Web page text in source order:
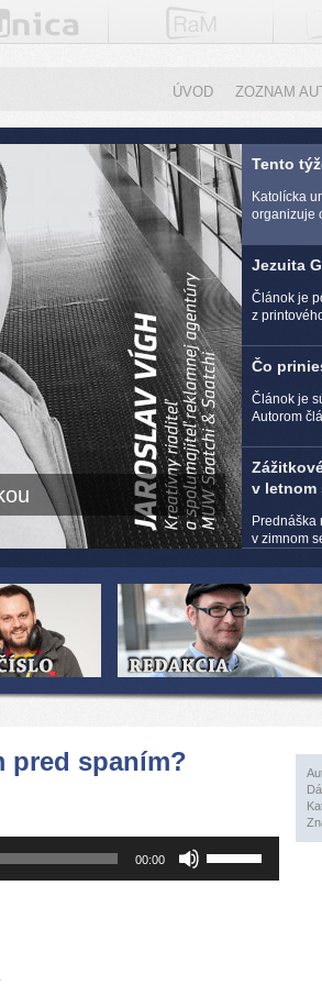
ÚVOD ZOZNAM
Tento
Katolícka
organizuje
Jezuita
Článok je
z
Čo
Článok je
Autorom
v letnom
Prednáška
v zimnom
pred spaním?
00:00
šípok
hore/dole
.